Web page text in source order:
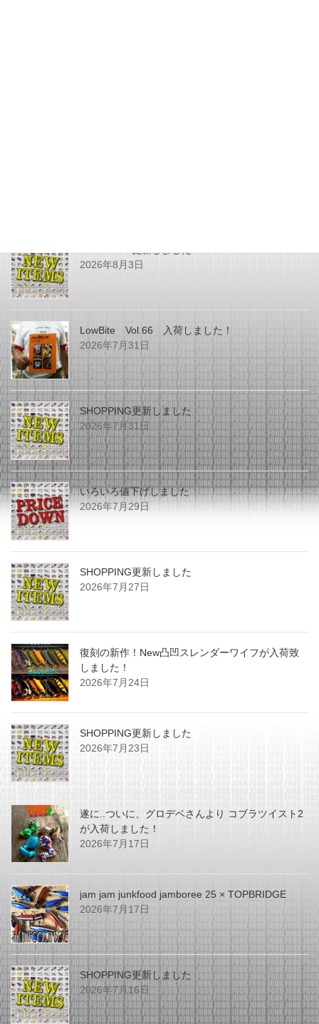
2026年8月3日
LowBite Vol.66 入荷しました！
2026年7月31日
SHOPPING更新しました
2026年7月31日
いろいろ値下げしました
2026年7月29日
SHOPPING更新しました
2026年7月27日
復刻の新作！New凸凹スレンダーワイフが入荷致
しました！
2026年7月24日
SHOPPING更新しました
2026年7月23日
遂に..ついに、グロデベさんより コブラツイスト2
が入荷しました！
2026年7月17日
jam jam junkfood jamboree 25 × TOPBRIDGE
2026年7月17日
SHOPPING更新しました
2026年7月16日